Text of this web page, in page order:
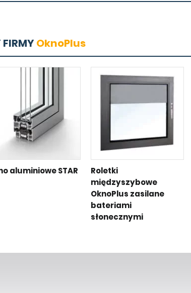
FIRMYOknoPlus
aluminiowe STAR
Roletki
międzyszybowe
OknoPlus zasilane
bateriami
słonecznymi